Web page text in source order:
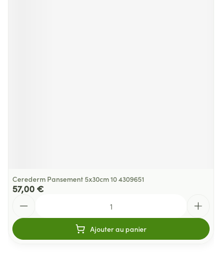
Cerederm Pansement 5x30cm 10 4309651
57,00 €
Ajouter au panier